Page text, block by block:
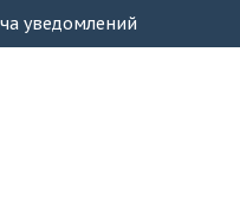
уведомлений